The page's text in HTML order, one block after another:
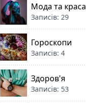
Мода та краса
Записів: 29
Гороскопи
Записів: 4
Здоров'я
Записів: 53